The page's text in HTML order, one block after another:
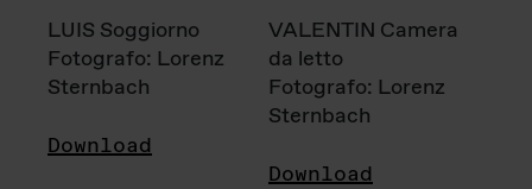
LUIS Soggiorno
Fotografo: Lorenz
Sternbach
Download
VALENTIN Camera
da letto
Fotografo: Lorenz
Sternbach
Download